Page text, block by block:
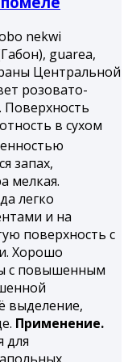
nekwi
guarea,
Центральной
розовато-
в сухом
запах,
мелкая.
легко
и на
поверхность с
Хорошо
с повышенным
выделение,
Применение.
для